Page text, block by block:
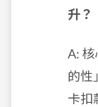
升？
A:
的性
卡扣